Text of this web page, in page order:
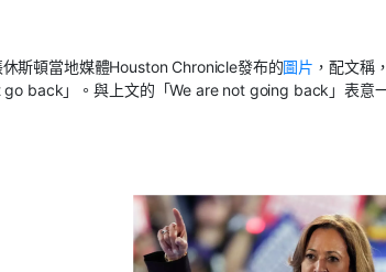
斯頓當地媒體Houston Chronicle發布的圖片 ，配文稱
back」。與上文的「We are not going back」表意